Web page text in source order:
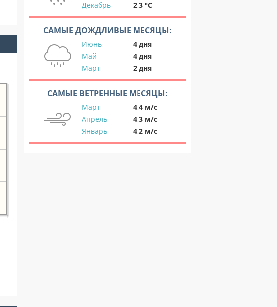
Декабрь
2.3 °C
САМЫЕ ДОЖДЛИВЫЕ МЕСЯЦЫ:
Июнь
4 дня
Май
4 дня
Март
2 дня
САМЫЕ ВЕТРЕННЫЕ МЕСЯЦЫ:
Март
4.4 м/с
Апрель
4.3 м/с
Январь
4.2 м/с